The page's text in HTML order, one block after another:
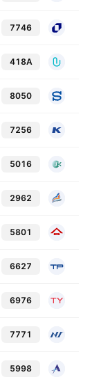
7746
418A
8050
7256
5016
2962
5801
6627
6976
7771
5998